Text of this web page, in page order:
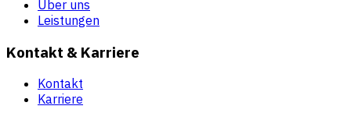
Über uns
Leistungen
Kontakt & Karriere
Kontakt
Karriere